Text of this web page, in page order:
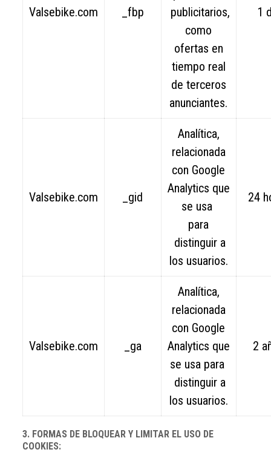
Valsebike.com _fbp
publicitarios,
como
ofertas en
tiempo real
de terceros
anunciantes.
1
Valsebike.com _gid
Analítica,
relacionada
con Google
Analytics que
se usa
para
distinguir a
los usuarios.
24
Valsebike.com _ga
Analítica,
relacionada
con Google
Analytics que
se usa para
distinguir a
los usuarios.
2
3. FORMAS DE BLOQUEAR Y LIMITAR EL USO DE
COOKIES: